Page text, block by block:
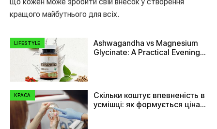
кращого майбутнього для всіх.
LIFESTYLE
Ashwagandha vs Magnesium
Glycinate: A Practical Evening
КРАСА
Скільки коштує впевненість в
усмішці: як формується ціна